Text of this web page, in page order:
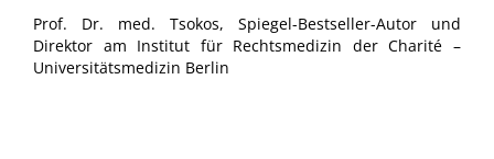
Prof. Dr. med. Tsokos, Spiegel-Bestseller-Autor und
Direktor am Institut für Rechtsmedizin der Charité –
Universitätsmedizin Berlin